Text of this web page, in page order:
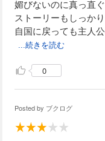
媚びないのに真っ直
ストーリーもしっか
自国に戻っても主人
...続きを読む
0
Posted by ブクログ